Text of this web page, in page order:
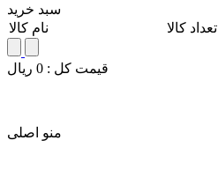
سبد خرید
نام کالا
تعداد کالا
قيمت کل : 0 ريال
منو اصلی